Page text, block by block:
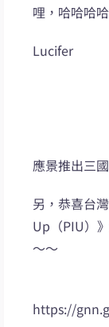
哩，哈哈哈
Lucifer
應景推出三
另，恭喜台
Up（PIU）
～～
https://